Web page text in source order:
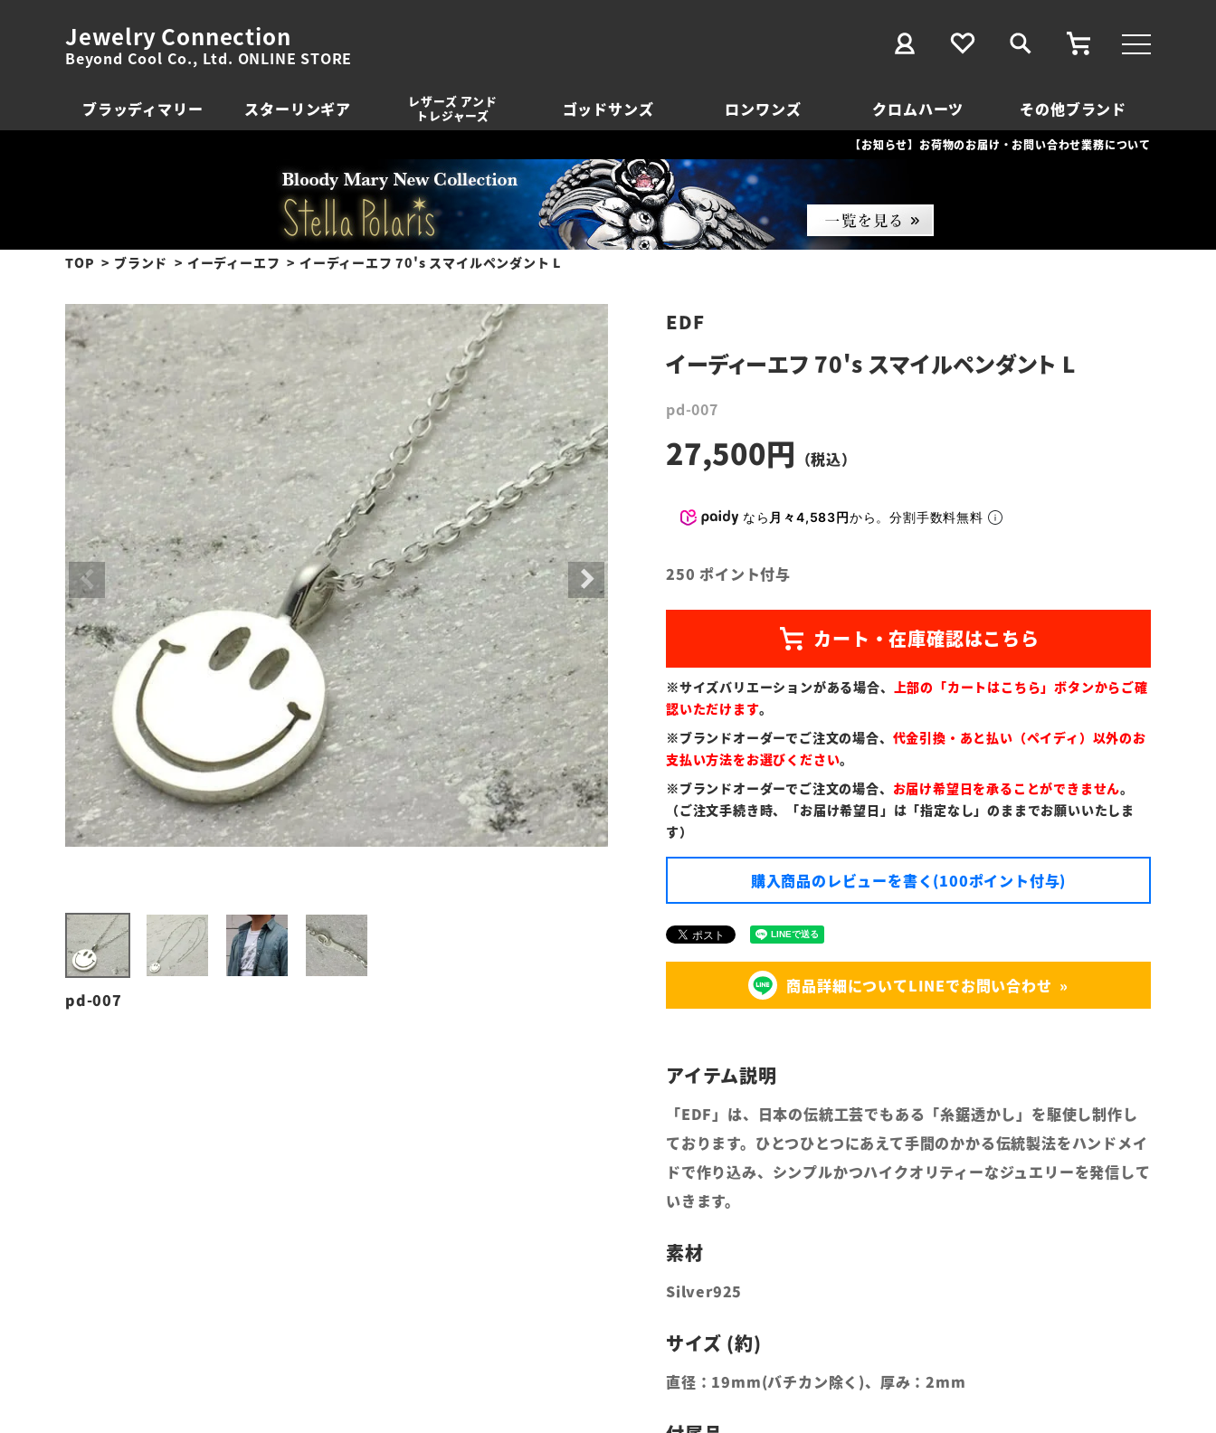
Jewelry Connection
Beyond Cool Co., Ltd. ONLINE STORE
ブラッディマリー スターリンギア
レザーズ アンド
トレジャーズ
ゴッドサンズ ロンワンズ クロムハーツ その他ブランド
【お知らせ】お荷物のお届け・お問い合わせ業務について
TOP ブランド イーディーエフ イーディーエフ 70's スマイルペンダント L
pd-007
EDF
イーディーエフ 70's スマイルペンダント L
pd-007
27,500
なら 月々4,583円から。分割手数料無料
250 ポイント付与
※サイズバリエーションがある場合、
上部の「カートはこちら」ボタンからご確
認いただけます。
※ブランドオーダーでご注文の場合、 代金引換・あと払い（ペイディ）以外のお
支払い方法をお選びください。
※ブランドオーダーでご注文の場合、 お届け希望日を承ることができません。
（ご注文手続き時、「お届け希望日」は「指定なし」のままでお願いいたしま
す）
購入商品のレビューを書く(100ポイント付与)
商品詳細についてLINEでお問い合わせ
「EDF」は、日本の伝統工芸でもある「糸鋸透かし」を駆使し制作し
ております。ひとつひとつにあえて手間のかかる伝統製法をハンドメイ
ドで作り込み、シンプルかつハイクオリティーなジュエリーを発信して
いきます。
Silver925
直径：19mm(バチカン除く)、厚み：2mm